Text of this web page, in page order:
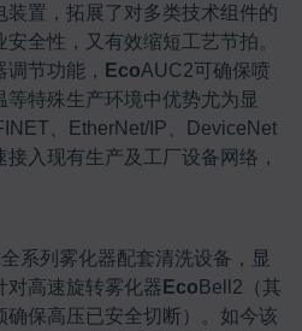
置，拓展了对多类技术组件的
全性，又有效缩短工艺节拍。
节功能， EcoAUC2可确保喷
特殊生产环境中优势尤为显
、EtherNet/IP、DeviceNet
入现有生产及工厂设备网络，
系列雾化器配套清洗设备，显
对高速旋转雾化器 Eco Bell2（其
保高压已安全切断）。如今该